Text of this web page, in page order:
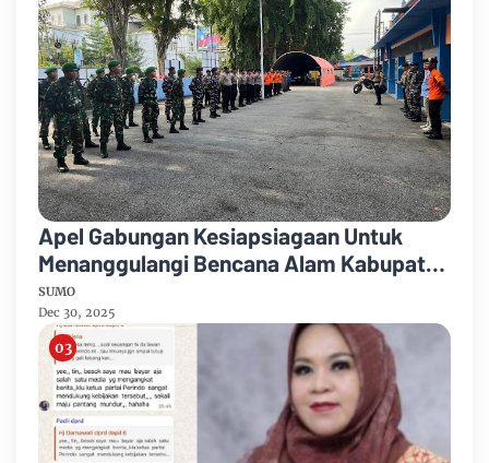
Apel Gabungan Kesiapsiagaan Untuk
Menanggulangi Bencana Alam Kabupaten
Bengkalis
SUMO
Dec 30, 2025